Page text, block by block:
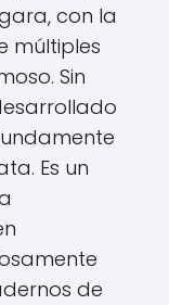
con la
múltiples
Sin
Es un
de